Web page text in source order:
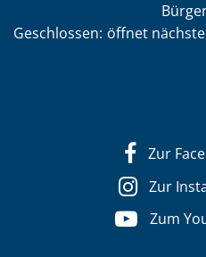
Klicken, um weitere
Geschlossen: öffnet
Zur
Zur
Zum